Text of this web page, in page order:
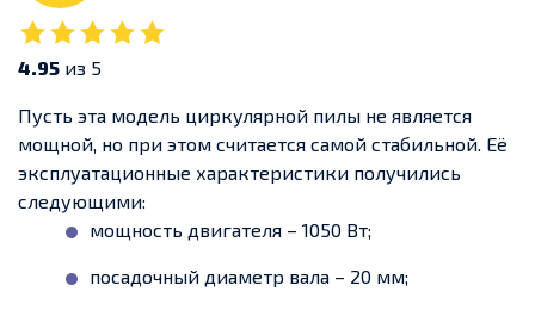
4.95 из 5
Пусть эта модель циркулярной пилы не является
мощной, но при этом считается самой стабильной. Её
эксплуатационные характеристики получились
следующими:
мощность двигателя – 1050 Вт;
посадочный диаметр вала – 20 мм;